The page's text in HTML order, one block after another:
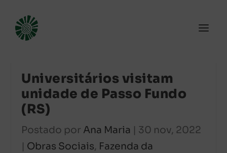
Universitários visitam
unidade de Passo Fundo
(RS)
Postado por Ana Maria | 30 nov, 2022
| Obras Sociais, Fazenda da